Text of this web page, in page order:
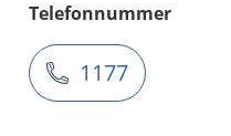
Telefonnummer
1177